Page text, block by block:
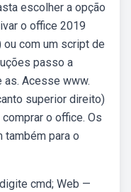
escolher a opção
o office 2019
com um script de
passo a
Acesse www.
superior direito)
o office. Os
para o
cmd; Web —